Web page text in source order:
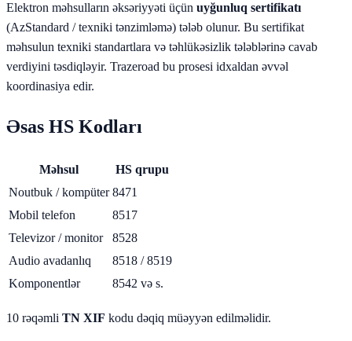
Elektron məhsulların əksəriyyəti üçün uyğunluq sertifikatı
(AzStandard / texniki tənzimləmə) tələb olunur. Bu sertifikat
məhsulun texniki standartlara və təhlükəsizlik tələblərinə cavab
verdiyini təsdiqləyir. Trazeroad bu prosesi idxaldan əvvəl
koordinasiya edir.
Əsas HS Kodları
Məhsul
HS qrupu
Noutbuk / kompüter 8471
Mobil telefon
8517
Televizor / monitor
8528
Audio avadanlıq
8518 / 8519
Komponentlər
8542 və s.
10 rəqəmli TN XIF kodu dəqiq müəyyən edilməlidir.